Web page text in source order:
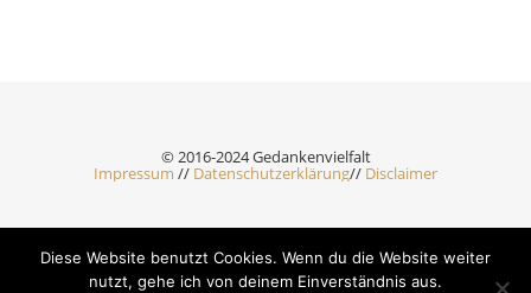
© 2016-2024 Gedankenvielfalt
Impressum // Datenschutzerklärung// Disclaimer
Ashe Theme by Royal-Flush - 2026 ©
Diese Website benutzt Cookies. Wenn du die Website weiter
nutzt, gehe ich von deinem Einverständnis aus.